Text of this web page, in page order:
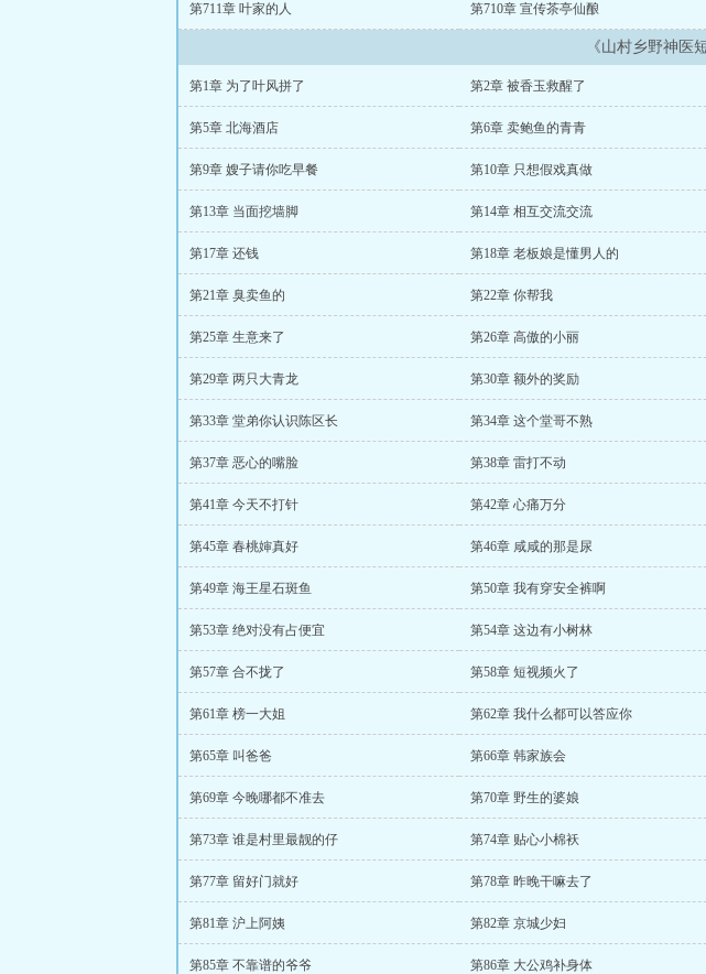
第711章 叶家的人 第710章 宣传茶亭仙酿
《山村乡野神医
第1章 为了叶风拼了 第2章 被香玉救醒了
第5章 北海酒店 第6章 卖鲍鱼的青青
第9章 嫂子请你吃早餐 第10章 只想假戏真做
第13章 当面挖墙脚 第14章 相互交流交流
第17章 还钱 第18章 老板娘是懂男人的
第21章 臭卖鱼的 第22章 你帮我
第25章 生意来了 第26章 高傲的小丽
第29章 两只大青龙 第30章 额外的奖励
第33章 堂弟你认识陈区长 第34章 这个堂哥不熟
第37章 恶心的嘴脸 第38章 雷打不动
第41章 今天不打针 第42章 心痛万分
第45章 春桃婶真好 第46章 咸咸的那是尿
第49章 海王星石斑鱼 第50章 我有穿安全裤啊
第53章 绝对没有占便宜 第54章 这边有小树林
第57章 合不拢了 第58章 短视频火了
第61章 榜一大姐 第62章 我什么都可以答应你
第65章 叫爸爸 第66章 韩家族会
第69章 今晚哪都不准去 第70章 野生的婆娘
第73章 谁是村里最靓的仔 第74章 贴心小棉袄
第77章 留好门就好 第78章 昨晚干嘛去了
第81章 沪上阿姨 第82章 京城少妇
第85章 不靠谱的爷爷 第86章 大公鸡补身体